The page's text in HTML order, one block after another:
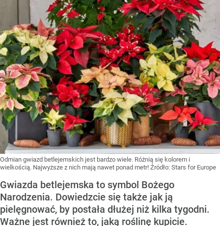
Odmian gwiazd betlejemskich jest bardzo wiele. Różnią się kolorem i
wielkością. Najwyższe z nich mają nawet ponad metr! Źródło: Stars for Europe
Gwiazda betlejemska to symbol Bożego
Narodzenia. Dowiedzcie się także jak ją
pielęgnować, by postała dłużej niż kilka tygodni.
Ważne jest również to, jaką roślinę kupicie.